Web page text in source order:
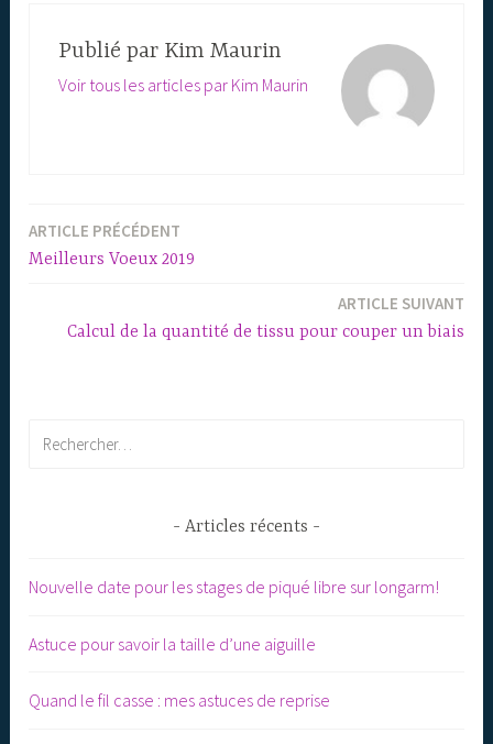
Publié par Kim Maurin
Voir tous les articles par Kim Maurin
Navigation
ARTICLE PRÉCÉDENT
Meilleurs Voeux 2019
ARTICLE SUIVANT
Calcul de la quantité de tissu pour couper un biais
Articles récents
Nouvelle date pour les stages de piqué libre sur longarm!
Astuce pour savoir la taille d’une aiguille
Quand le fil casse : mes astuces de reprise